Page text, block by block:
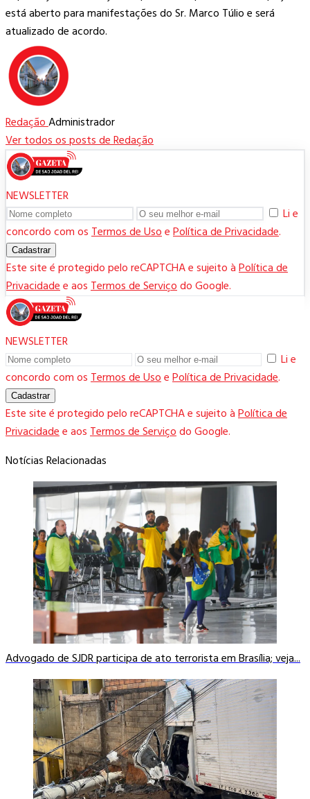
está aberto para manifestações do Sr. Marco Túlio e será
atualizado de acordo.
RedaçãoAdministrador
Ver todos os posts de Redação
NEWSLETTER
Li e
concordo com osTermos de UsoePolítica de Privacidade.
Cadastrar
Este site é protegido pelo reCAPTCHA e sujeito àPolítica de
Privacidadee aosTermos de Serviçodo Google.
NEWSLETTER
Li e
concordo com osTermos de UsoePolítica de Privacidade.
Cadastrar
Este site é protegido pelo reCAPTCHA e sujeito àPolítica de
Privacidadee aosTermos de Serviçodo Google.
Notícias Relacionadas
Advogado de SJDR participa de ato terrorista em Brasília; veja...